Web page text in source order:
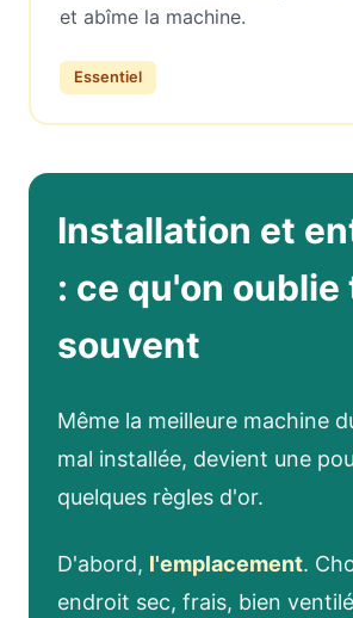
et abîme la machine.
Essentiel
Installation et
: ce qu'on oublie
souvent
Même la meilleure machine
mal installée, devient une
quelques règles d'or.
D'abord, l'emplacement.
endroit sec, frais, bien